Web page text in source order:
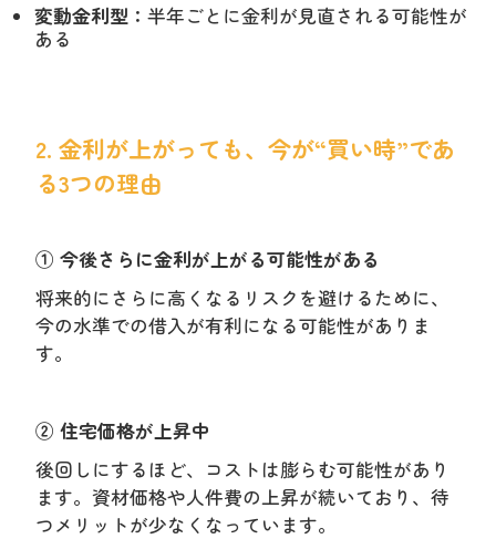
変動金利型：半年ごとに金利が見直される可能性が
ある
2. 金利が上がっても、今が“買い時”であ
る3つの理由
① 今後さらに金利が上がる可能性がある
将来的にさらに高くなるリスクを避けるために、
今の水準での借入が有利になる可能性がありま
す。
② 住宅価格が上昇中
後回しにするほど、コストは膨らむ可能性があり
ます。資材価格や人件費の上昇が続いており、待
つメリットが少なくなっています。